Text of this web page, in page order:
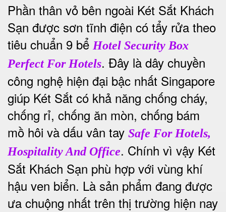
Phần thân vỏ bên ngoài Két Sắt Khách
Sạn được sơn tĩnh điện có tẩy rửa theo
tiêu chuẩn 9 bể Hotel Security Box
Perfect For Hotels. Đây là dây chuyền
công nghệ hiện đại bậc nhất Singapore
giúp Két Sắt có khả năng chống cháy,
chống rỉ, chống ăn mòn, chống bám
mồ hôi và dấu vân tay Safe For Hotels,
Hospitality And Office. Chính vì vậy Két
Sắt Khách Sạn phù hợp với vùng khí
hậu ven biển. Là sản phẩm đang được
ưa chuộng nhất trên thị trường hiện nay